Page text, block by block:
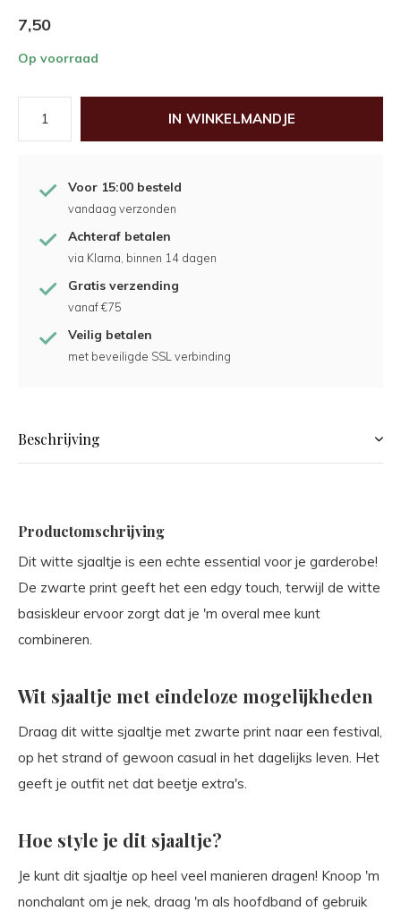
7,50
Op voorraad
IN WINKELMANDJE
Voor 15:00 besteld
vandaag verzonden
Achteraf betalen
via Klarna, binnen 14 dagen
Gratis verzending
vanaf €75
Veilig betalen
met beveiligde SSL verbinding
Beschrijving
Productomschrijving
Dit witte sjaaltje is een echte essential voor je garderobe!
De zwarte print geeft het een edgy touch, terwijl de witte
basiskleur ervoor zorgt dat je 'm overal mee kunt
combineren.
Wit sjaaltje met eindeloze mogelijkheden
Draag dit witte sjaaltje met zwarte print naar een festival,
op het strand of gewoon casual in het dagelijks leven. Het
geeft je outfit net dat beetje extra's.
Hoe style je dit sjaaltje?
Je kunt dit sjaaltje op heel veel manieren dragen! Knoop 'm
nonchalant om je nek, draag 'm als hoofdband of gebruik